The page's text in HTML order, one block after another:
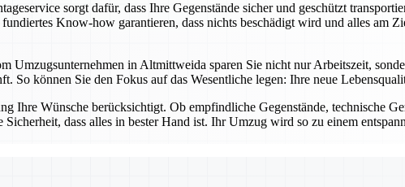
sorgt dafür, dass Ihre Gegenstände sicher und geschützt
Know-how garantieren, dass nichts beschädigt wird und alles am
in Altmittweida sparen Sie nicht nur Arbeitszeit,
können Sie den Fokus auf das Wesentliche legen: Ihre neue
Ihre Wünsche berücksichtigt. Ob empfindliche Gegenstände, technische
dass alles in bester Hand ist. Ihr Umzug wird so zu einem